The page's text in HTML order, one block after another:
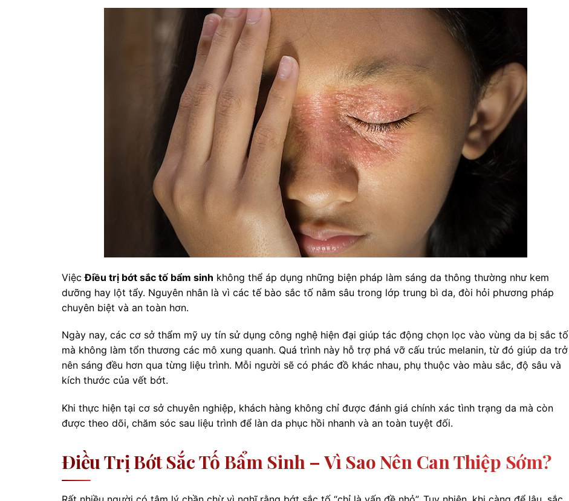
ViệcĐiều trị bớt sắc tố bẩm sinh không thể áp dụng những biện pháp làm sáng da thông thường như kem
dưỡng hay lột tẩy. Nguyên nhân là vì các tế bào sắc tố nằm sâu trong lớp trung bì da, đòi hỏi phương pháp
chuyên biệt và an toàn hơn.
Ngày nay, các cơ sở thẩm mỹ uy tín sử dụng công nghệ hiện đại giúp tác động chọn lọc vào vùng da bị sắc tố
mà không làm tổn thương các mô xung quanh. Quá trình này hỗ trợ phá vỡ cấu trúc melanin, từ đó giúp da trở
nên sáng đều hơn qua từng liệu trình. Mỗi người sẽ có phác đồ khác nhau, phụ thuộc vào màu sắc, độ sâu và
kích thước của vết bớt.
Khi thực hiện tại cơ sở chuyên nghiệp, khách hàng không chỉ được đánh giá chính xác tình trạng da mà còn
được theo dõi, chăm sóc sau liệu trình để làn da phục hồi nhanh và an toàn tuyệt đối.
Điều Trị Bớt Sắc Tố Bẩm Sinh – Vì Sao Nên Can Thiệp Sớm?